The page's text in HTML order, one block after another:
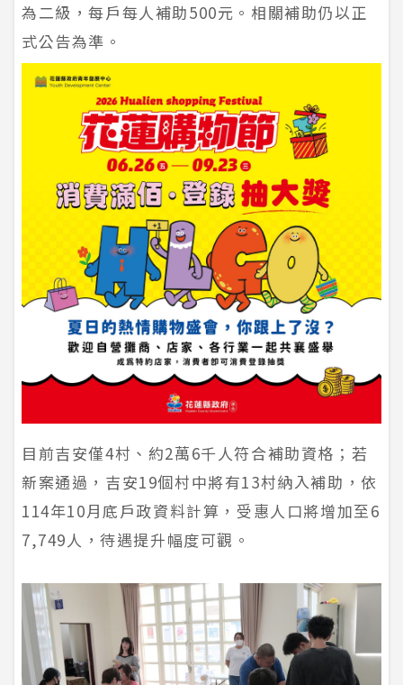
為二級，每戶每人補助500元。相關補助仍以正
式公告為準。
目前吉安僅4村、約2萬6千人符合補助資格；若
新案通過，吉安19個村中將有13村納入補助，依
114年10月底戶政資料計算，受惠人口將增加至6
7,749人，待遇提升幅度可觀。